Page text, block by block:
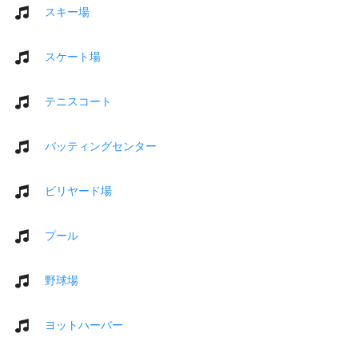
スキー場
スケート場
テニスコート
バッティングセンター
ビリヤード場
プール
野球場
ヨットハーバー